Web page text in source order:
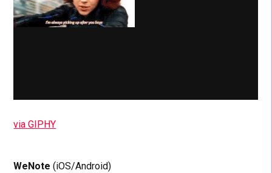
via GIPHY
WeNote (iOS/Android)